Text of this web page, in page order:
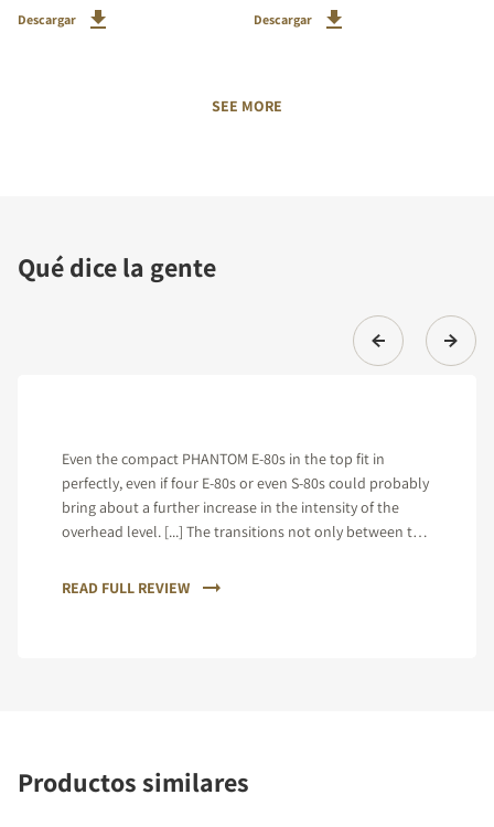
Descargar
Descargar
SEE MORE
Qué dice la gente
Even the compact PHANTOM E-80s in the top fit in
perfectly, even if four E-80s or even S-80s could probably
bring about a further increase in the intensity of the
overhead level. [...] The transitions not only between the
mid-range and between the mid-range and bass range
READ FULL REVIEW
Productos similares